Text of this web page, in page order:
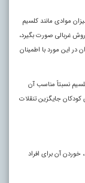
موادی مانند کلسیم
غربالی صورت بگیرد،
این مورد با اطمینان
نسبتاً مناسب آن
جایگزین تنقلات
آن برای افراد